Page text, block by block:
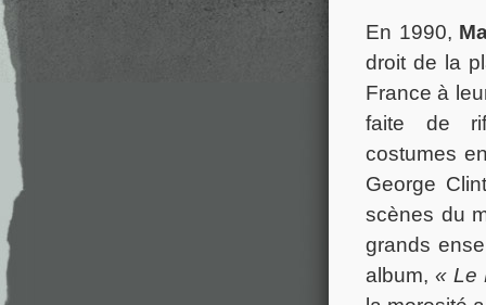
En 1990,
droit de la
France à
faite de
costumes
George
scènes du
grands
album, « Le